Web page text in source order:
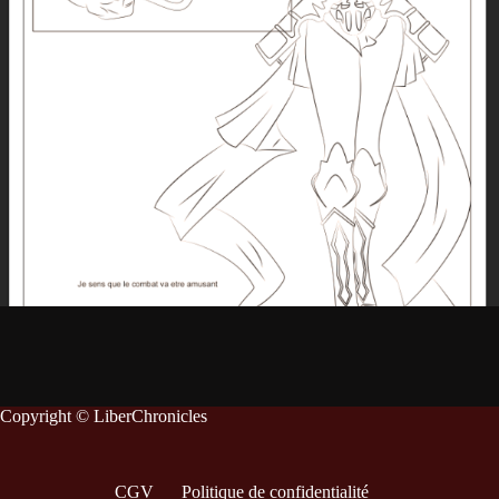
Copyright © LiberChronicles
CGV Politique de confidentialité